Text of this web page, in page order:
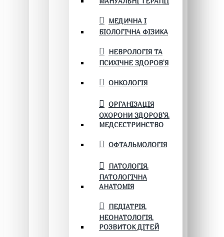
МЕДИЧНА І
БІОЛОГІЧНА ФІЗИКА
НЕВРОЛОГІЯ ТА
ПСИХІЧНЕ ЗДОРОВ’Я
ОНКОЛОГІЯ
ОРГАНІЗАЦІЯ
ОХОРОНИ ЗДОРОВ'Я.
МЕДСЕСТРИНСТВО
ОФТАЛЬМОЛОГІЯ
ПАТОЛОГІЯ.
ПАТОЛОГІЧНА
АНАТОМІЯ
ПЕДІАТРІЯ.
НЕОНАТОЛОГІЯ.
РОЗВИТОК ДІТЕЙ